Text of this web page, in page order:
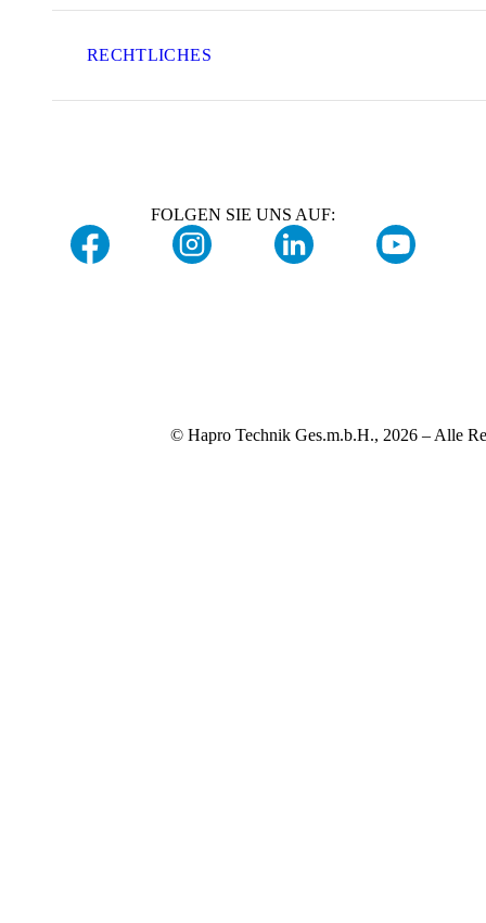
RECHTLICHES
FOLGEN SIE UNS AUF:
© Hapro Technik Ges.m.b.H., 2026 – Alle